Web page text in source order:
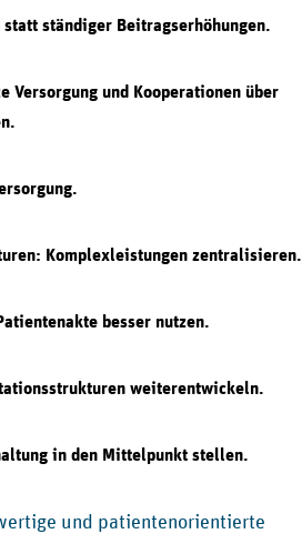
ständiger Beitragserhöhungen.
Versorgung und Kooperationen über
Komplexleistungen zentralisieren.
besser nutzen.
weiterentwickeln.
in den Mittelpunkt stellen.
und patientenorientierte